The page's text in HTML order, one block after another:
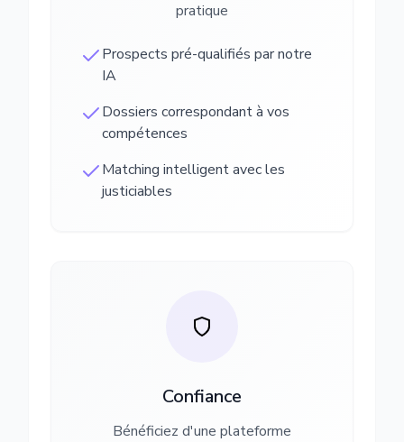
pratique
Prospects pré-qualifiés par notre
IA
Dossiers correspondant à vos
compétences
Matching intelligent avec les
justiciables
Confiance
Bénéficiez d'une plateforme